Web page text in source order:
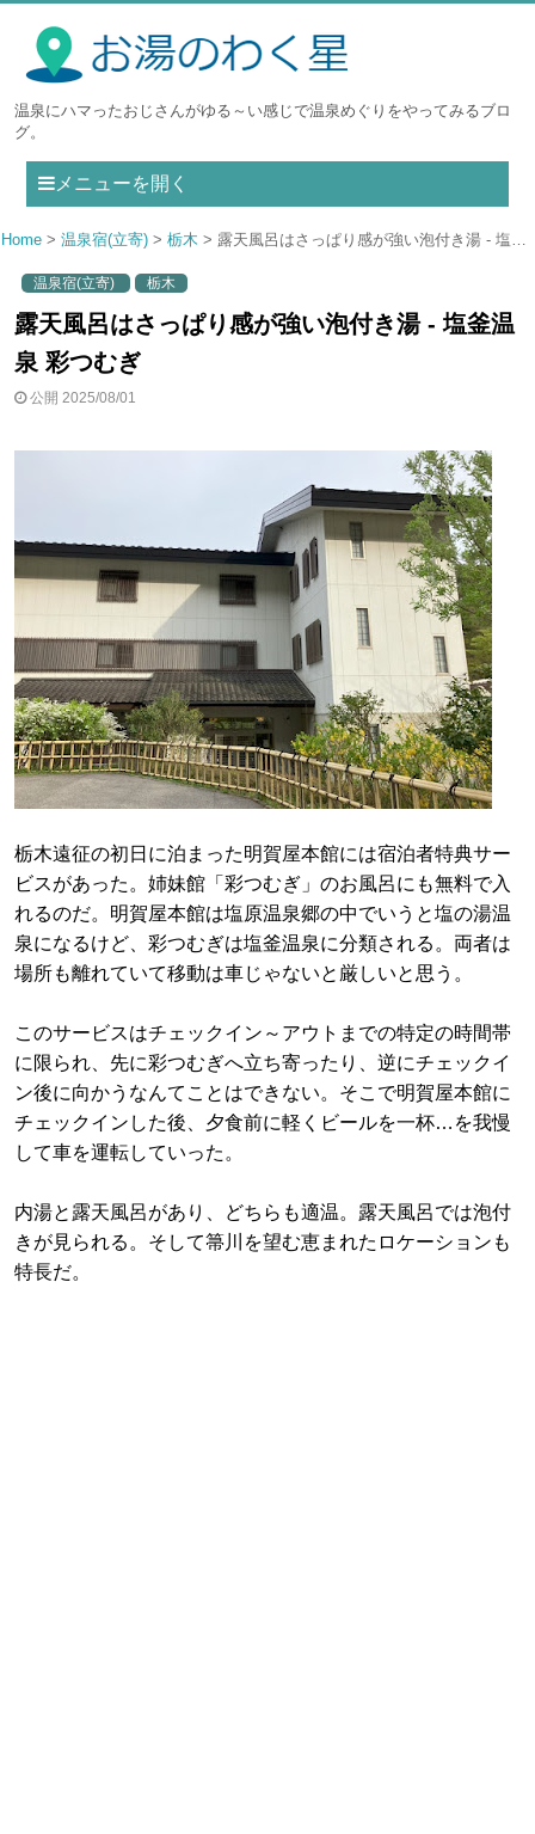
温泉にハマったおじさんがゆる～い感じで温泉めぐりをやってみるブロ
グ。
メニューを開く
Home 温泉宿(立寄) 栃木 露天風呂はさっぱり感が強い泡付き湯 - 塩釜温泉 彩つむぎ
温泉宿(立寄) 栃木
露天風呂はさっぱり感が強い泡付き湯 - 塩釜温
泉 彩つむぎ
公開 2025/08/01
栃木遠征の初日に泊まった明賀屋本館には宿泊者特典サー
ビスがあった。姉妹館「彩つむぎ」のお風呂にも無料で入
れるのだ。明賀屋本館は塩原温泉郷の中でいうと塩の湯温
泉になるけど、彩つむぎは塩釜温泉に分類される。両者は
場所も離れていて移動は車じゃないと厳しいと思う。
このサービスはチェックイン～アウトまでの特定の時間帯
に限られ、先に彩つむぎへ立ち寄ったり、逆にチェックイ
ン後に向かうなんてことはできない。そこで明賀屋本館に
チェックインした後、夕食前に軽くビールを一杯…を我慢
して車を運転していった。
内湯と露天風呂があり、どちらも適温。露天風呂では泡付
きが見られる。そして箒川を望む恵まれたロケーションも
特長だ。